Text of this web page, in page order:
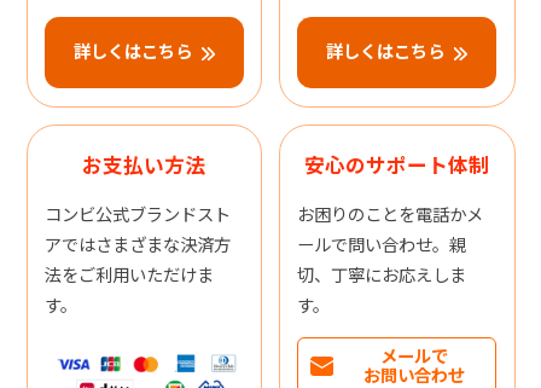
詳しくはこちら 詳しくはこちら
お支払い方法
コンビ公式ブランドスト
アではさまざまな決済方
法をご利用いただけま
す。
安心のサポート体制
お困りのことを電話かメ
ールで問い合わせ。親
切、丁寧にお応えしま
す。
メールで
お問い合わせ